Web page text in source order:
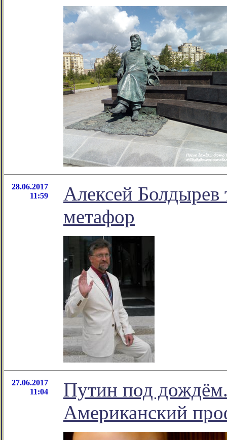
28.06.2017
11:59
Алексей Болдырев
метафор
27.06.2017
11:04
Путин под
Американский